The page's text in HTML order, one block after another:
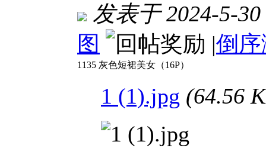
发表于 2024-5-
图
|倒
1135 灰色短裙美女（16P）
1 (1).jpg (64.56